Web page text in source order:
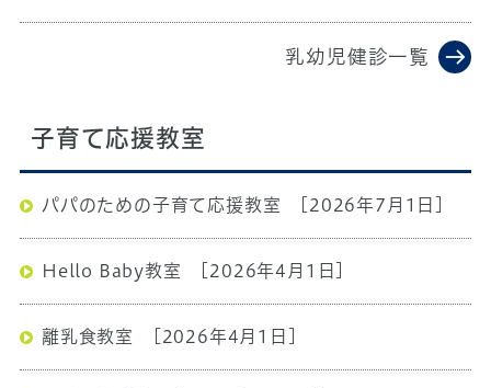
乳幼児健診一覧
子育て応援教室
パパのための子育て応援教室 [2026年7月1日]
Hello Baby教室 [2026年4月1日]
離乳食教室 [2026年4月1日]